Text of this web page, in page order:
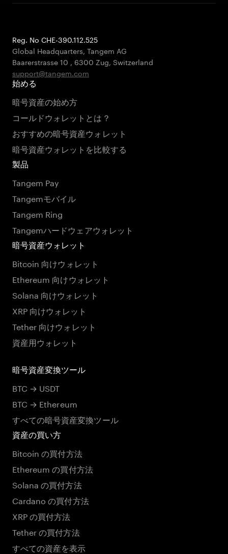
Reg. No CHE-390.112.525
Global Headquarters, Tangem AG
Baarerstrasse 10 , 6300 Zug, Switzerland
support@tangem.com
始める
暗号資産の始め方
コールドウォレットとは？
おすすめの暗号資産ウォレット
暗号資産ウォレットを比較する
製品
Tangem Pay
Tangemモバイル
Tangem Ring
Tangemハードウェアウォレット
暗号資産ウォレット
Bitcoin 向けウォレット
Ethereum 向けウォレット
Solana 向けウォレット
XRP 向けウォレット
Tether 向けウォレット
資産用ウォレット
暗号資産変換ツール
BTC → USDT
BTC → Ethereum
すべての暗号資産変換ツール
資産の買い方
Bitcoin の買付方法
Ethereum の買付方法
Solana の買付方法
Cardano の買付方法
XRP の買付方法
Tether の買付方法
すべての資産を表示